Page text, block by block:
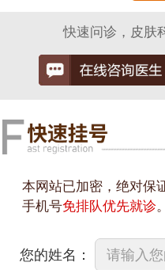
快速问诊，皮肤
本网站已加密，绝对保
手机号免排队优先就诊。
您的姓名：